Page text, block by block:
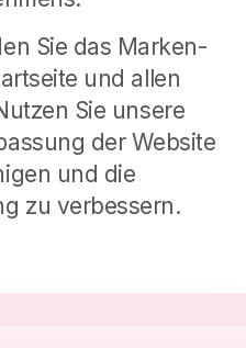
Mehr erfahren
individueller
zu verstehen
Sie das Marken-
und allen
Sie unsere
der Website
und die
zu verbessern.